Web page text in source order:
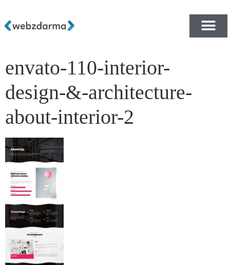
envato-110-interior-
design-&-architecture-
about-interior-2